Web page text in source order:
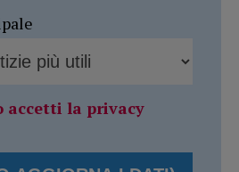
accetti la privacy